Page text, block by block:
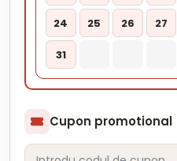
24 25 26 27
31
Cupon